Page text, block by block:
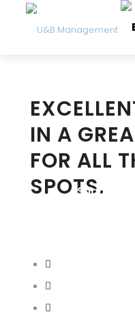
IN A
FOR ALL
SPOTS.Share this